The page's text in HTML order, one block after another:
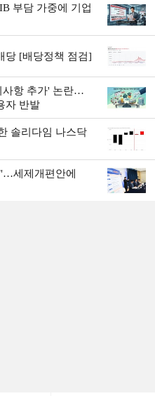
부담 가중에 기업
당 [배당정책 점검]
사항 추가' 논란…
자 반발
솔리다임 나스닥
세제개편안에